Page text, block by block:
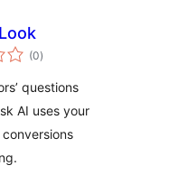
(0общо
оценки
)
questions
AI uses your